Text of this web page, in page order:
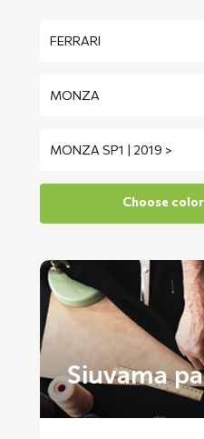
Siuvama